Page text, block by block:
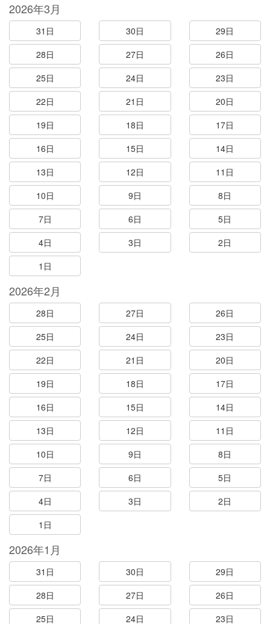
2026年3月
31日 30日
29日
28日
27日
26日
25日
24日
23日
22日
21日
20日
19日
18日
17日
16日
15日
14日
13日
12日
11日
10日
9日
8日
7日
6日
5日
4日
3日
2日
1日
2026年2月
28日 27日
26日
25日
24日
23日
22日
21日
20日
19日
18日
17日
16日
15日
14日
13日
12日
11日
10日
9日
8日
7日
6日
5日
4日
3日
2日
1日
2026年1月
31日 30日
29日
28日
27日
26日
25日
24日 23日